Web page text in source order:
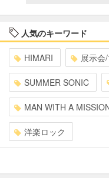
人気のキーワード
HIMARI 展示会
SUMMER SONIC
MAN WITH A
洋楽ロック